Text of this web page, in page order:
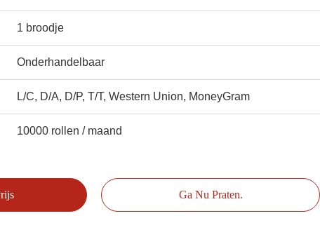
1 broodje
Onderhandelbaar
L/C, D/A, D/P, T/T, Western Union, MoneyGram
10000 rollen / maand
Ga Nu Praten.